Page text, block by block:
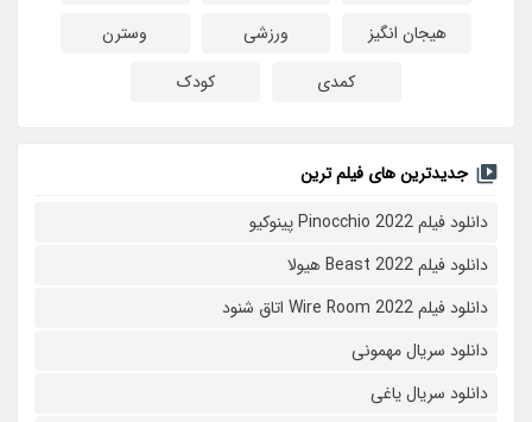
هیجان انگیز
ورزشی
وسترن
کمدی
کودک
جدیدترین های فیلم ترین
دانلود فیلم Pinocchio 2022 پینوکیو
دانلود فیلم Beast 2022 هیولا
دانلود فیلم Wire Room 2022 اتاق شنود
دانلود سریال مهمونی
دانلود سریال یاغی